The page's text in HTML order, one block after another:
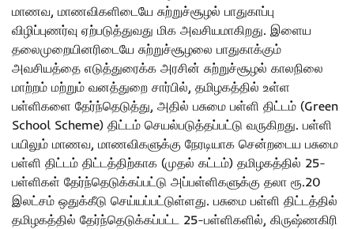
மாணவ, மாணவிகளிடையே சுற்றுச்சூழல் பாதுகாப்பு
விழிப்புணர்வு ஏற்படுத்துவது மிக அவசியமாகிறது. இளைய
தலைமுறையினரிடையே சுற்றுச்சூழலை பாதுகாக்கும்
அவசியத்தை எடுத்துரைக்க அரசின் சுற்றுச்சூழல் காலநிலை
மாற்றம் மற்றும் வனத்துறை சார்பில், தமிழகத்தில் உள்ள
பள்ளிகளை தேர்ந்தெடுத்து, அதில் பசுமை பள்ளி திட்டம் (Green
School Scheme) திட்டம் செயல்படுத்தப்பட்டு வருகிறது. பள்ளி
பயிலும் மாணவ, மாணவிகளுக்கு நேரடியாக சென்றடைய பசுமை
பள்ளி திட்டம் திட்டத்திற்காக (முதல் கட்டம்) தமிழகத்தில் 25-
பள்ளிகள் தேர்ந்தெடுக்கப்பட்டு அப்பள்ளிகளுக்கு தலா ரூ.20
இலட்சம் ஒதுக்கீடு செய்யப்பட்டுள்ளது. பசுமை பள்ளி திட்டத்தில்
தமிழகத்தில் தேர்ந்தெடுக்கப்பட்ட 25-பள்ளிகளில், கிருஷ்ணகிரி